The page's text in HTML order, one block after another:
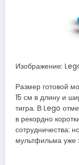
Изображение:
Размер готовой
15 см в длину и
тигра. В Lego
в рекордно
сотрудничества:
мультфильма уже